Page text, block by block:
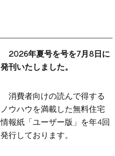
2026年夏号を号を7月8日に
発刊いたしました。
消費者向けの読んで得する
ノウハウを満載した無料住宅
情報紙「ユーザー版」を年4回
発行しております。